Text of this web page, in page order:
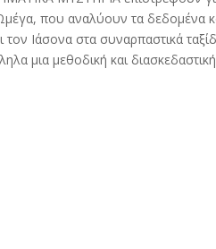
που αναλύουν τα δεδομένα
Ιάσονα στα συναρπαστικά
μια μεθοδική και